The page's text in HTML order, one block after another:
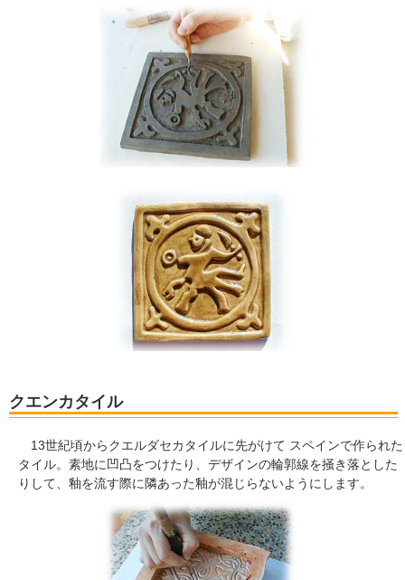
クエンカタイル
13世紀頃からクエルダセカタイルに先がけて スペインで作られた
タイル。素地に凹凸をつけたり、デザインの輪郭線を掻き落とした
りして、釉を流す際に隣あった釉が混じらないようにします。